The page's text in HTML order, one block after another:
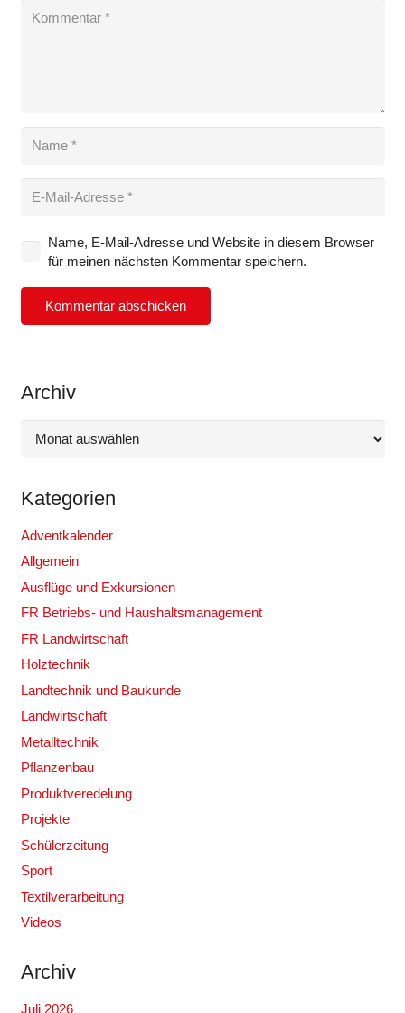
Name, E-Mail-Adresse und Website in diesem Browser
für meinen nächsten Kommentar speichern.
Kommentar abschicken
Archiv
Archiv
Kategorien
Adventkalender
Allgemein
Ausflüge und Exkursionen
FR Betriebs- und Haushaltsmanagement
FR Landwirtschaft
Holztechnik
Landtechnik und Baukunde
Landwirtschaft
Metalltechnik
Pflanzenbau
Produktveredelung
Projekte
Schülerzeitung
Sport
Textilverarbeitung
Videos
Archiv
Juli 2026